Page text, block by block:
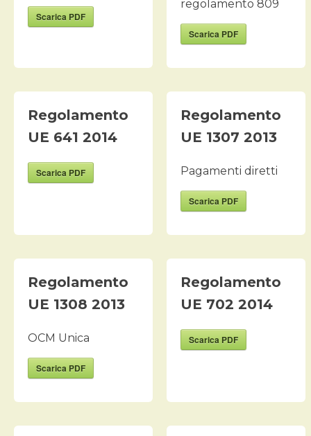
Scarica PDF
regolamento 809
Scarica PDF
Regolamento
UE 641 2014
Scarica PDF
Regolamento
UE 1307 2013
Pagamenti diretti
Scarica PDF
Regolamento
UE 1308 2013
OCM Unica
Scarica PDF
Regolamento
UE 702 2014
Scarica PDF